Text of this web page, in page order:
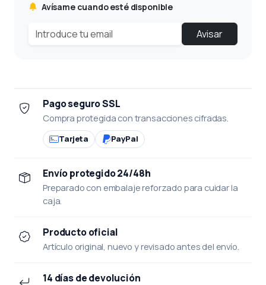
Avísame cuando esté disponible
Avisar
Pago seguro SSL
Compra protegida con transacciones cifradas.
Tarjeta PayPal
Envío protegido 24/48h
Preparado con embalaje reforzado para cuidar la
caja.
Producto oficial
Artículo original, nuevo y revisado antes del envío.
14 días de devolución